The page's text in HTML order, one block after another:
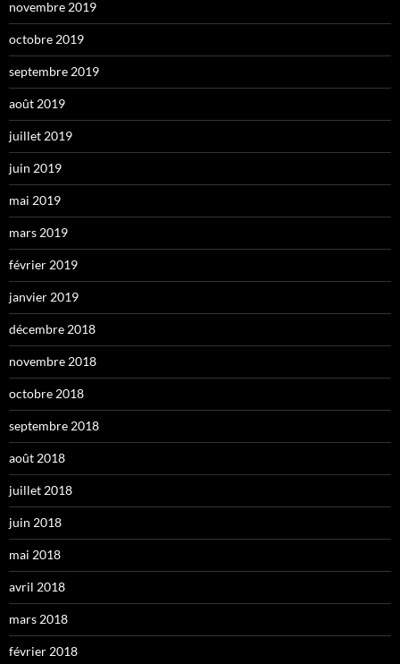
novembre 2019
octobre 2019
septembre 2019
août 2019
juillet 2019
juin 2019
mai 2019
mars 2019
février 2019
janvier 2019
décembre 2018
novembre 2018
octobre 2018
septembre 2018
août 2018
juillet 2018
juin 2018
mai 2018
avril 2018
mars 2018
février 2018